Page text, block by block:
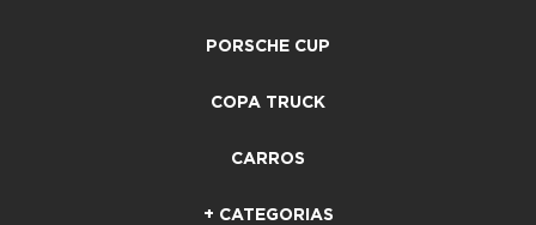
PORSCHE CUP
COPA TRUCK
CARROS
+ CATEGORIAS